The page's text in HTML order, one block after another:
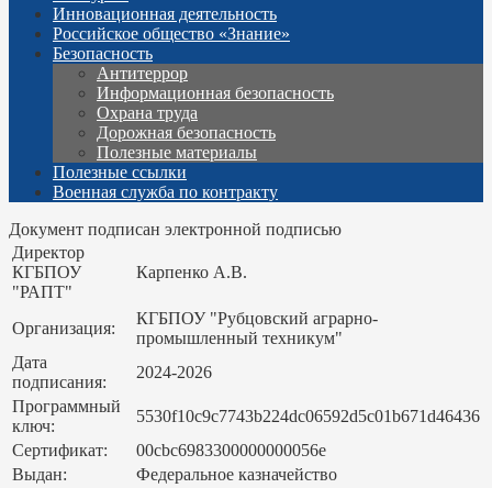
Инновационная деятельность
Российское общество «Знание»
Безопасность
Антитеррор
Информационная безопасность
Охрана труда
Дорожная безопасность
Полезные материалы
Полезные ссылки
Военная служба по контракту
Документ подписан электронной подписью
Директор
КГБПОУ
"РАПТ"
Карпенко А.В.
Организация:
КГБПОУ "Рубцовский аграрно-
промышленный техникум"
Дата
подписания:
2024-2026
Программный
ключ:
5530f10c9c7743b224dc06592d5c01b671d46436
Сертификат:
00cbc6983300000000056e
Выдан:
Федеральное казначейство